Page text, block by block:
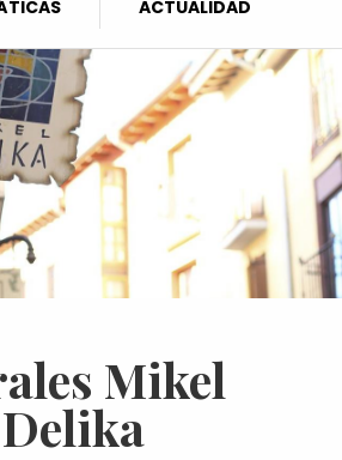
ACTUALIDAD
Mikel
Delika